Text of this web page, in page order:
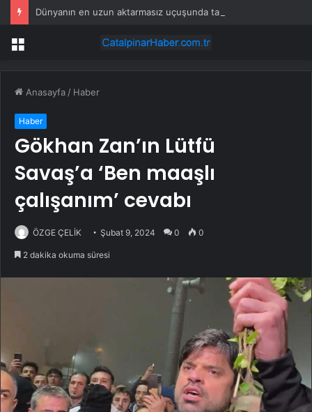
Menü
Anasayfa / Haber
Haber
Gökhan Zan’ın Lütfü
Savaş’a ‘Ben maaşlı
çalışanım’ cevabı
ÖZGE ÇELİK Şubat 9, 2024 0 0
2 dakika okuma süresi